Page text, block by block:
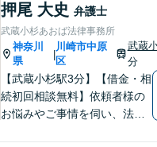
押尾 大史 弁護士
武蔵小杉あおば法律事務所
神奈川
県
|
川崎市中原
区
武蔵
分
【武蔵小杉駅3分】【借金・相
続初回相談無料】依頼者様の
お悩みやご事情を伺い、法的